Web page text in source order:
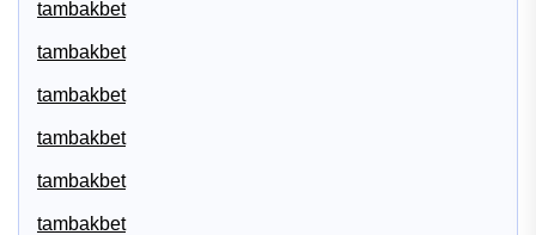
tambakbet
tambakbet
tambakbet
tambakbet
tambakbet
tambakbet